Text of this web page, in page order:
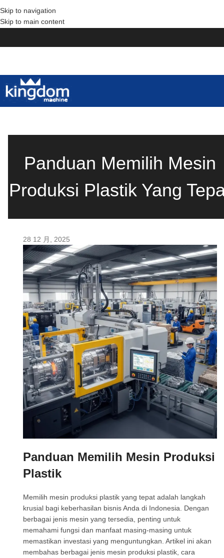
Skip to navigation
Skip to main content
Panduan Memilih Mesin
Produksi Plastik Yang
28 12 月, 2025
Panduan Memilih Mesin Produksi
Plastik
Memilih mesin produksi plastik yang tepat adalah langkah
krusial bagi keberhasilan bisnis Anda di Indonesia. Dengan
berbagai jenis mesin yang tersedia, penting untuk
memahami fungsi dan manfaat masing-masing untuk
memastikan investasi yang menguntungkan. Artikel ini akan
membahas berbagai jenis mesin produksi plastik, cara